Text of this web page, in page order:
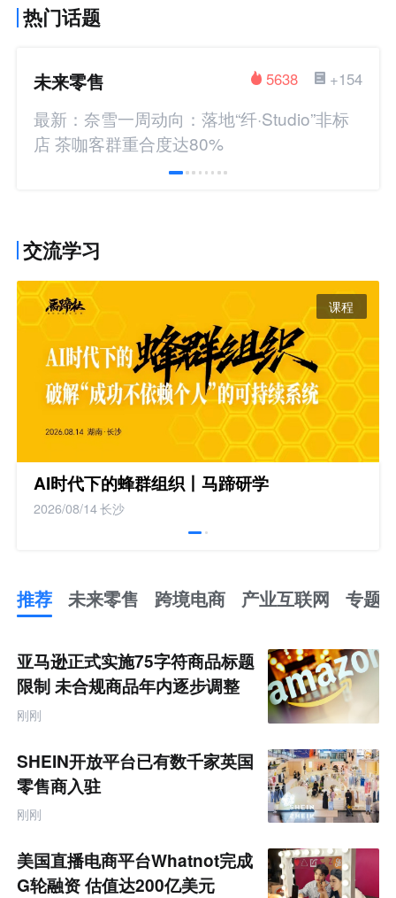
热门话题
未来零售 +154
5638
最新：奈雪一周动向：落地“纤·Studio”非标
店 茶咖客群重合度达80%
交流学习
课程
AI时代下的蜂群组织丨马蹄研学
2026/08/14长沙
推荐 未来零售 跨境电商 产业互联网 专题
未
来
零
售
跨
境
产
业
互
联
网
题
亚马逊正式实施75字符商品标题
限制 未合规商品年内逐步调整
刚刚
SHEIN开放平台已有数千家英国
零售商入驻
刚刚
美国直播电商平台Whatnot完成
G轮融资 估值达200亿美元